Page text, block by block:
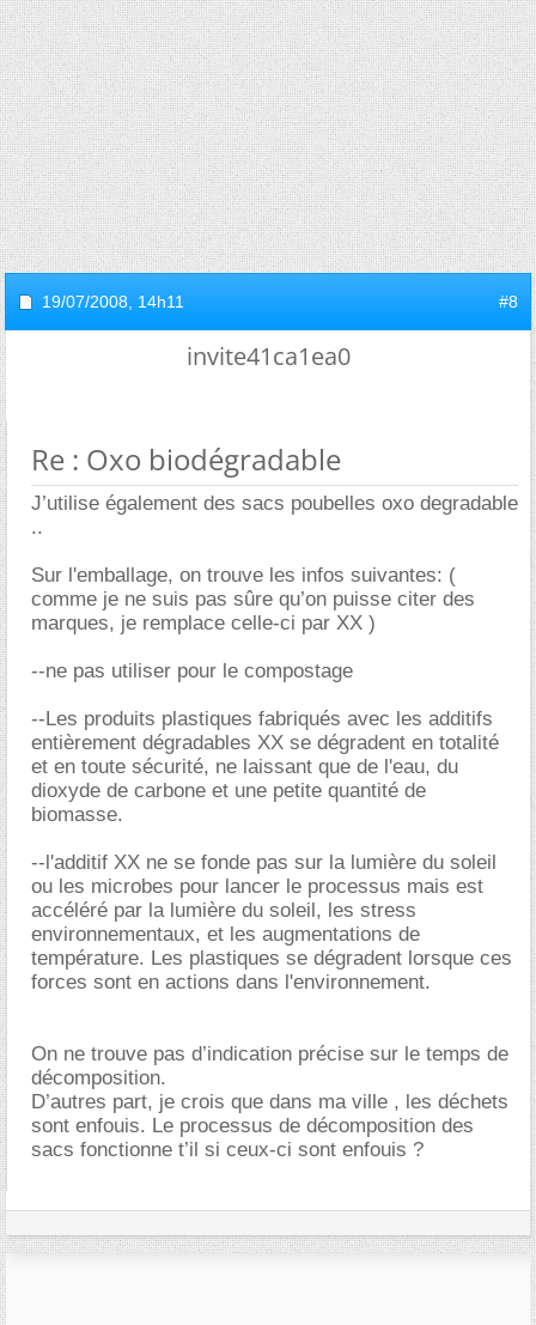
19/07/2008, 14h11 #8
invite41ca1ea0
Re : Oxo biodégradable
J’utilise également des sacs poubelles oxo degradable
..
Sur l'emballage, on trouve les infos suivantes: (
comme je ne suis pas sûre qu’on puisse citer des
marques, je remplace celle-ci par XX )
--ne pas utiliser pour le compostage
--Les produits plastiques fabriqués avec les additifs
entièrement dégradables XX se dégradent en totalité
et en toute sécurité, ne laissant que de l'eau, du
dioxyde de carbone et une petite quantité de
biomasse.
--l'additif XX ne se fonde pas sur la lumière du soleil
ou les microbes pour lancer le processus mais est
accéléré par la lumière du soleil, les stress
environnementaux, et les augmentations de
température. Les plastiques se dégradent lorsque ces
forces sont en actions dans l'environnement.
On ne trouve pas d’indication précise sur le temps de
décomposition.
D’autres part, je crois que dans ma ville , les déchets
sont enfouis. Le processus de décomposition des
sacs fonctionne t’il si ceux-ci sont enfouis ?